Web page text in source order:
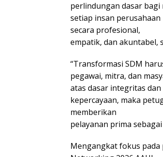
perlindungan dasar bagi
setiap insan
secara profesional,
empatik, dan akuntabel,
“Transformasi SDM
pegawai, mitra, dan
atas dasar integritas dan
kepercayaan, maka
memberikan
pelayanan prima
Mengangkat fokus pada